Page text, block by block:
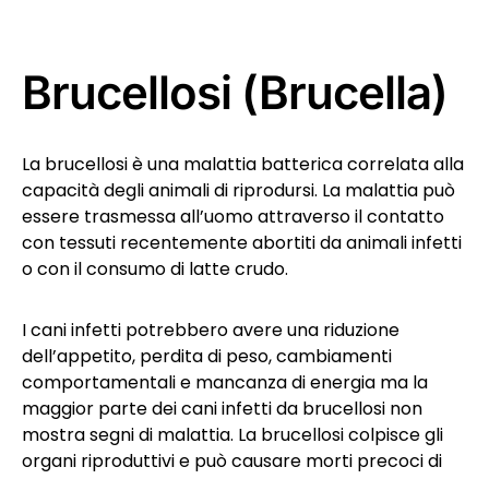
Brucellosi (Brucella)
La brucellosi è una malattia batterica correlata alla
capacità degli animali di riprodursi. La malattia può
essere trasmessa all’uomo attraverso il contatto
con tessuti recentemente abortiti da animali infetti
o con il consumo di latte crudo.
I cani infetti potrebbero avere una riduzione
dell’appetito, perdita di peso, cambiamenti
comportamentali e mancanza di energia ma la
maggior parte dei cani infetti da brucellosi non
mostra segni di malattia. La brucellosi colpisce gli
organi riproduttivi e può causare morti precoci di